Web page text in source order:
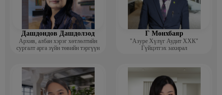
Дашдондов Дашдолзод
Архив, албан хэрэг хөтлөлтийн
сургалт арга зүйн төвийн тэргүүн
Г Мөнхбаяр
"Азуре Хүлүг Аудит ХХК"
Гүйцэтгэх захирал